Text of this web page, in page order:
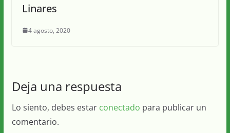
Linares
4 agosto, 2020
Deja una respuesta
Lo siento, debes estar conectado para publicar un
comentario.